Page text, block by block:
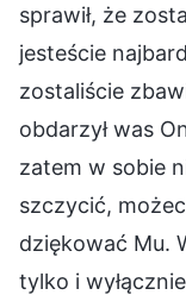
sprawił, że
jesteście
zostaliście
obdarzył was
zatem w sobie
szczycić,
dziękować Mu.
tylko i